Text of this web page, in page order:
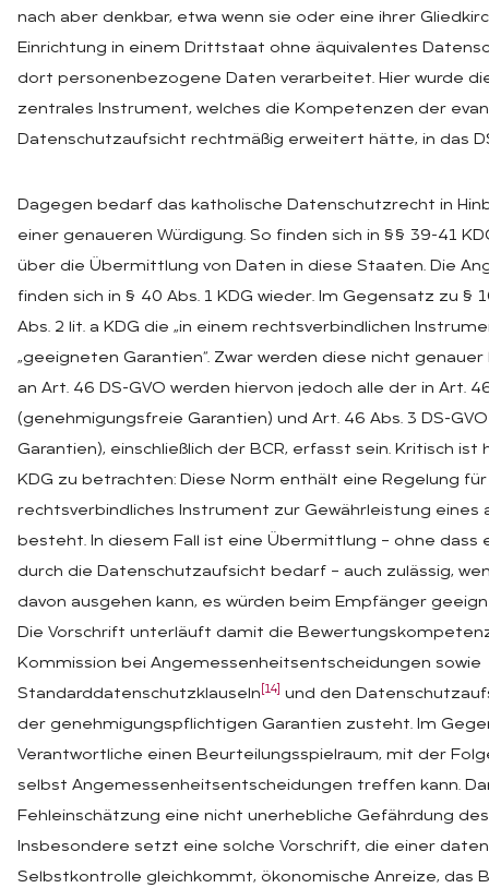
nach aber denkbar, etwa wenn sie oder eine ihrer
Einrichtung in einem Drittstaat ohne äquivalentes
dort personenbezogene Daten verarbeitet. Hier wurde
zentrales Instrument, welches die Kompetenzen der
Datenschutzaufsicht rechtmäßig erweitert hätte, in das
Dagegen bedarf das katholische Datenschutzrecht in
einer genaueren Würdigung. So finden sich in §§ 39-41
über die Übermittlung von Daten in diese Staaten. Die
finden sich in § 40 Abs. 1 KDG wieder. Im Gegensatz zu §
Abs. 2 lit. a KDG die „in einem rechtsverbindlichen
„geeigneten Garantien“. Zwar werden diese nicht
an Art. 46 DS-GVO werden hiervon jedoch alle der in Art.
(genehmigungsfreie Garantien) und Art. 46 Abs. 3 DS-
Garantien), einschließlich der BCR, erfasst sein. Kritisch ist
KDG zu betrachten: Diese Norm enthält eine Regelung für
rechtsverbindliches Instrument zur Gewährleistung eines
besteht. In diesem Fall ist eine Übermittlung – ohne dass
durch die Datenschutzaufsicht bedarf – auch zulässig,
davon ausgehen kann, es würden beim Empfänger
Die Vorschrift unterläuft damit die
Kommission bei Angemessenheitsentscheidungen sowie
Standarddatenschutzklauseln [14]
und den
der genehmigungspflichtigen Garantien zusteht. Im
Verantwortliche einen Beurteilungsspielraum, mit der
selbst Angemessenheitsentscheidungen treffen kann.
Fehleinschätzung eine nicht unerhebliche Gefährdung
Insbesondere setzt eine solche Vorschrift, die einer
Selbstkontrolle gleichkommt, ökonomische Anreize, das